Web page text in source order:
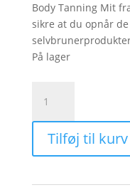
Body Tanning Mit
sikre at du opnår
På lager
Tanning
&
Scrub
Mitt
Tilføj til kurv